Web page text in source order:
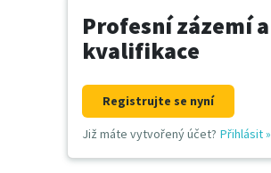
Profesní zázemí a
kvalifikace
Registrujte se nyní
Již máte vytvořený účet? Přihlásit»